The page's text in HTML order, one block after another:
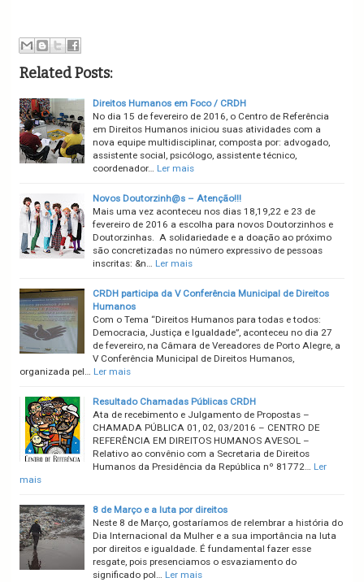
Related Posts:
Direitos Humanos em Foco / CRDH
No dia 15 de fevereiro de 2016, o Centro de Referência
em Direitos Humanos iniciou suas atividades com a
nova equipe multidisciplinar, composta por: advogado,
assistente social, psicólogo, assistente técnico,
coordenador… Ler mais
Novos Doutorzinh@s – Atenção!!!
Mais uma vez aconteceu nos dias 18,19,22 e 23 de
fevereiro de 2016 a escolha para novos Doutorzinhos e
Doutorzinhas. A solidariedade e a doação ao próximo
são concretizadas no número expressivo de pessoas
inscritas: &n… Ler mais
CRDH participa da V Conferência Municipal de Direitos
Humanos
Com o Tema “Direitos Humanos para todas e todos:
Democracia, Justiça e Igualdade”, aconteceu no dia 27
de fevereiro, na Câmara de Vereadores de Porto Alegre, a
V Conferência Municipal de Direitos Humanos,
organizada pel… Ler mais
Resultado Chamadas Públicas CRDH
Ata de recebimento e Julgamento de Propostas –
CHAMADA PÚBLICA 01, 02, 03/2016 – CENTRO DE
REFERÊNCIA EM DIREITOS HUMANOS AVESOL –
Relativo ao convênio com a Secretaria de Direitos
Humanos da Presidência da República nº 81772… Ler
mais
8 de Março e a luta por direitos
Neste 8 de Março, gostaríamos de relembrar a história do
Dia Internacional da Mulher e a sua importância na luta
por direitos e igualdade. É fundamental fazer esse
resgate, pois presenciamos o esvaziamento do
significado pol… Ler mais